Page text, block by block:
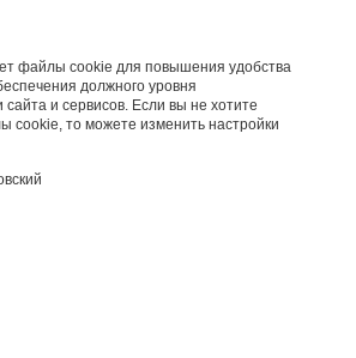
файлы cookie для повышения удобства
должного уровня
сайта и сервисов. Если вы не хотите
cookie, то можете изменить настройки